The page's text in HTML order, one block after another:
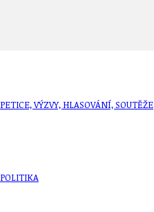
PETICE, VÝZVY, HLASOVÁNÍ, SOUTĚŽE
POLITIKA